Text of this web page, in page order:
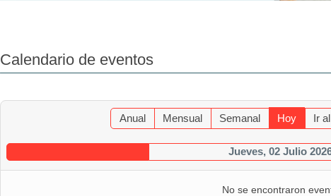
Calendario de eventos
Anual Mensual Semanal Hoy Ir
Jueves, 02 Julio
No se encontraron